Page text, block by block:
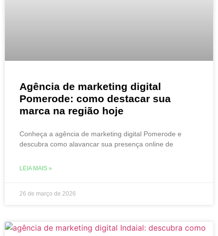
Agência de marketing digital
Pomerode: como destacar sua
marca na região hoje
Conheça a agência de marketing digital Pomerode e
descubra como alavancar sua presença online de
LEIA MAIS »
26 de março de 2026